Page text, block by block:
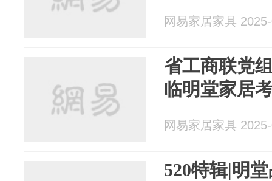
网易家居家具
省工商联党
临明堂家居
网易家居家具
520特辑|明